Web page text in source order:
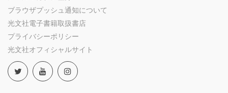
ブラウザプッシュ通知について
光文社電子書籍取扱書店
プライバシーポリシー
光文社オフィシャルサイト